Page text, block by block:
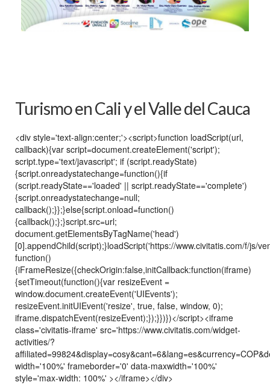
Turismo en Cali y el Valle del Cauca
<div style='text-align:center;'><script>function loadScript(url,
callback){var script=document.createElement('script');
script.type='text/javascript'; if (script.readyState)
{script.onreadystatechange=function(){if
(script.readyState=='loaded' || script.readyState=='complete')
{script.onreadystatechange=null;
callback();}};}else{script.onload=function()
{callback();};}script.src=url;
document.getElementsByTagName('head')
[0].appendChild(script);}loadScript('https://www.civitatis.com/f/js/
function()
{iFrameResize({checkOrigin:false,initCallback:function(iframe)
{setTimeout(function(){var resizeEvent =
window.document.createEvent('UIEvents');
resizeEvent.initUIEvent('resize', true, false, window, 0);
iframe.dispatchEvent(resizeEvent);});}})})</script><iframe
class='civitatis-iframe' src='https://www.civitatis.com/widget-
activities/?
width='100%' frameborder='0' data-maxwidth='100%'
style='max-width: 100%' ></iframe></div>